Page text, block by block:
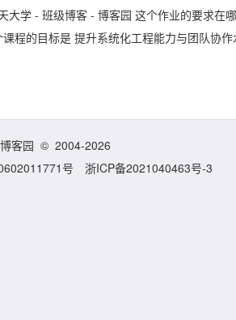
学 - 班级博客 - 博客园 这个作业的要求在
程的目标是 提升系统化工程能力与团队协作
博客园 © 2004-2026
号
浙ICP备2021040463号-3